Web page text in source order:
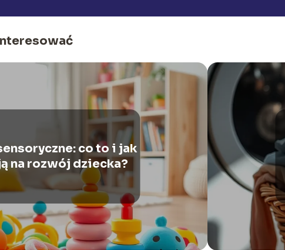
co to i jak
na rozwój dziecka?